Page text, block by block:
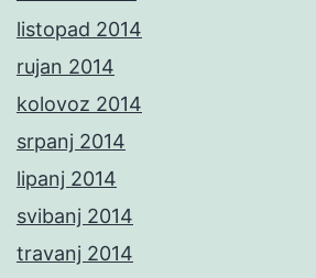
listopad 2014
rujan 2014
kolovoz 2014
srpanj 2014
lipanj 2014
svibanj 2014
travanj 2014